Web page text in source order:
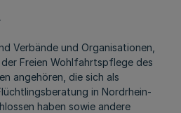
Verbände und Organisationen,
Freien Wohlfahrtspflege des
angehören, die sich als
in Nordrhein-
haben sowie andere